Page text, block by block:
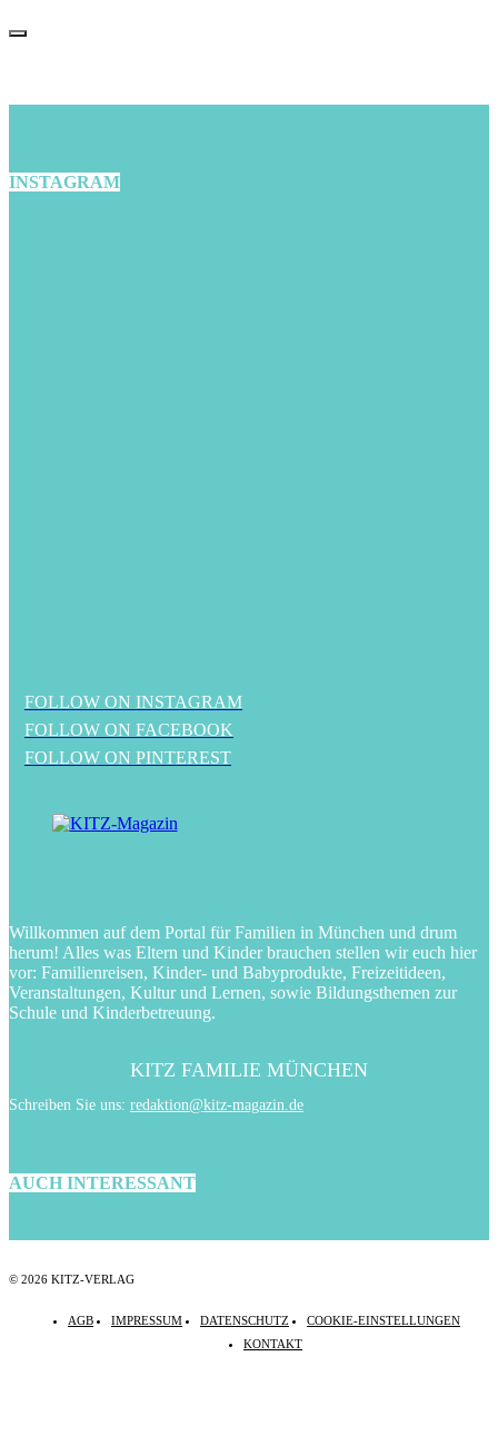
INSTAGRAM
FOLLOW ON INSTAGRAM
FOLLOW ON FACEBOOK
FOLLOW ON PINTEREST
Willkommen auf dem Portal für Familien in München und drum
herum! Alles was Eltern und Kinder brauchen stellen wir euch hier
vor: Familienreisen, Kinder- und Babyprodukte, Freizeitideen,
Veranstaltungen, Kultur und Lernen, sowie Bildungsthemen zur
Schule und Kinderbetreuung.
KITZ FAMILIE MÜNCHEN
Schreiben Sie uns: redaktion@kitz-magazin.de
AUCH INTERESSANT
© 2026 KITZ-VERLAG
AGB IMPRESSUM DATENSCHUTZ
COOKIE-EINSTELLUNGEN
KONTAKT